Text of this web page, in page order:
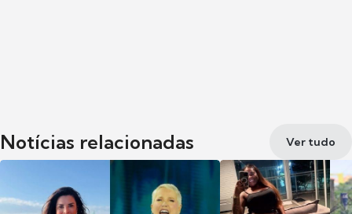
Notícias relacionadas Ver tudo